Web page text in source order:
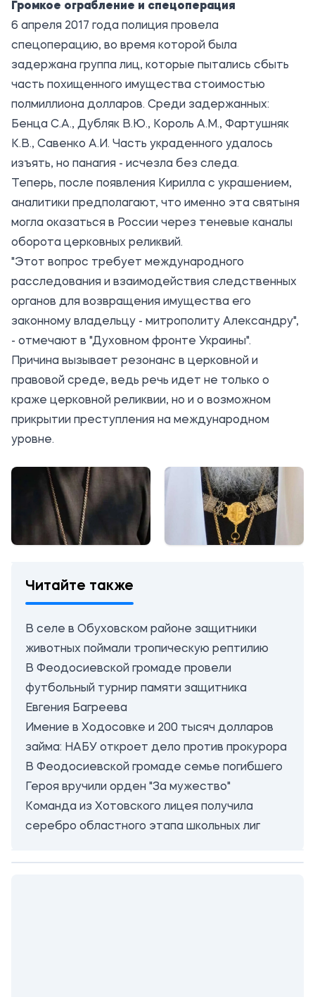
Громкое ограбление и спецоперация
6 апреля 2017 года полиция провела
спецоперацию, во время которой была
задержана группа лиц, которые пытались сбыть
часть похищенного имущества стоимостью
полмиллиона долларов. Среди задержанных:
Бенца С.А., Дубляк В.Ю., Король А.М., Фартушняк
К.В., Савенко А.И. Часть украденного удалось
изъять, но панагия - исчезла без следа.
Теперь, после появления Кирилла с украшением,
аналитики предполагают, что именно эта святыня
могла оказаться в России через теневые каналы
оборота церковных реликвий.
"Этот вопрос требует международного
расследования и взаимодействия следственных
органов для возвращения имущества его
законному владельцу - митрополиту Александру",
- отмечают в "Духовном фронте Украины".
Причина вызывает резонанс в церковной и
правовой среде, ведь речь идет не только о
краже церковной реликвии, но и о возможном
прикрытии преступления на международном
уровне.
Читайте также
В селе в Обуховском районе защитники
животных поймали тропическую рептилию
В Феодосиевской громаде провели
футбольный турнир памяти защитника
Евгения Багреева
Имение в Ходосовке и 200 тысяч долларов
займа: НАБУ откроет дело против прокурора
В Феодосиевской громаде семье погибшего
Героя вручили орден "За мужество"
Команда из Хотовского лицея получила
серебро областного этапа школьных лиг